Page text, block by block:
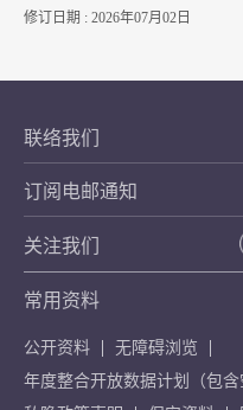
修订日期 : 2026年07月02日
联络我们
订阅电邮通知
关注我们
常用资料
公开资料
无障碍浏览
年度整合开放数据计划（包含